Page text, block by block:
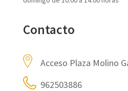
Contacto
Acceso Plaza Molino
962503886